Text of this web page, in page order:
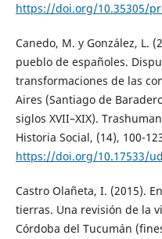
https://doi.org/10.35305/
Canedo, M. y González, L.
pueblo de españoles.
transformaciones de las
Aires (Santiago de
siglos XVII–XIX).
Historia Social, (14), 100-
https://doi.org/10.17533/
Castro Olañeta, I. (2015).
tierras. Una revisión de la
Córdoba del Tucumán